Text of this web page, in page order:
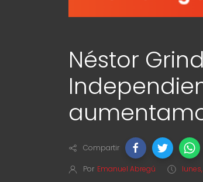
Néstor
Compartir
Por Emanuel Abregú